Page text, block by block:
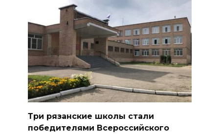
Три рязанские школы стали
победителями Всероссийского